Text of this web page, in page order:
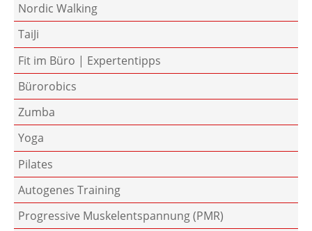
Nordic Walking
TaiJi
Fit im Büro | Expertentipps
Bürorobics
Zumba
Yoga
Pilates
Autogenes Training
Progressive Muskelentspannung (PMR)